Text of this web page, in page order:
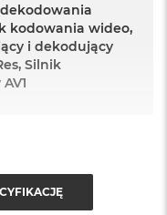
pracujesz, edytujesz
dekodowania
kodowania wideo,
i dekodujący
Silnik